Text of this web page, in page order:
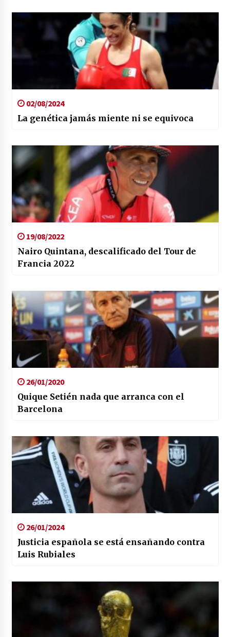
02/08/2024
La genética jamás miente ni se equivoca
19/08/2022
Nairo Quintana, descalificado del Tour de
Francia 2022
26/01/2020
Quique Setién nada que arranca con el
Barcelona
26/01/2024
Justicia española se está ensañando contra
Luis Rubiales